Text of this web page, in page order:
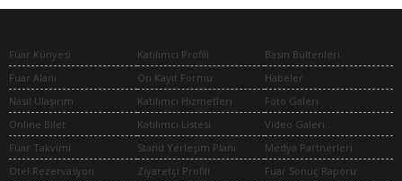
Fuar Künyesi
Fuar Alanı
Nasıl Ulaşırım
Online Bilet
Fuar Takvimi
Otel Rezervasyon
Katılımcı Profili
Ön Kayıt Formu
Katılımcı Hizmetleri
Katılımcı Listesi
Stand Yerleşim Planı
Ziyaretçi Profili
Basın Bültenleri
Habeler
Foto Galeri
Video Galeri
Medya Partnerleri
Fuar Sonuç Raporu